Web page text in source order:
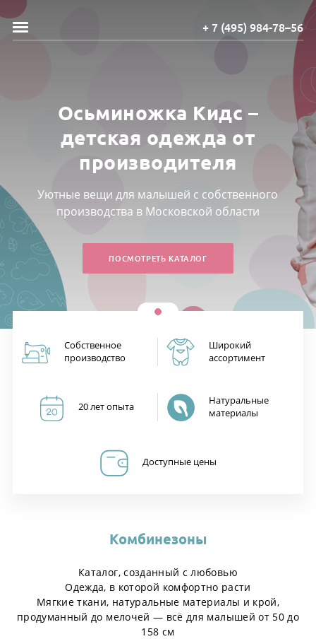
+ 7 (495) 984-78–56
Осьминожка Кидс –
детская одежда от
производителя
Уютные вещи для малышей с собственного
производства в Московской области
ПОСМОТРЕТЬ КАТАЛОГ
Собственное
производство
Широкий
ассортимент
20 лет опыта
Натуральные
материалы
Доступные цены
Комбинезоны
Каталог, созданный с любовью
Одежда, в которой комфортно расти
Мягкие ткани, натуральные материалы и крой,
продуманный до мелочей — всё для малышей от 50 до
158 см